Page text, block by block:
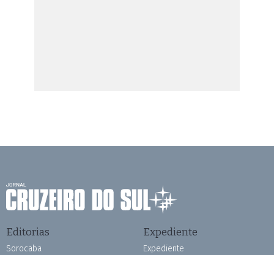
Editorias
Sorocaba
Expediente
Expediente